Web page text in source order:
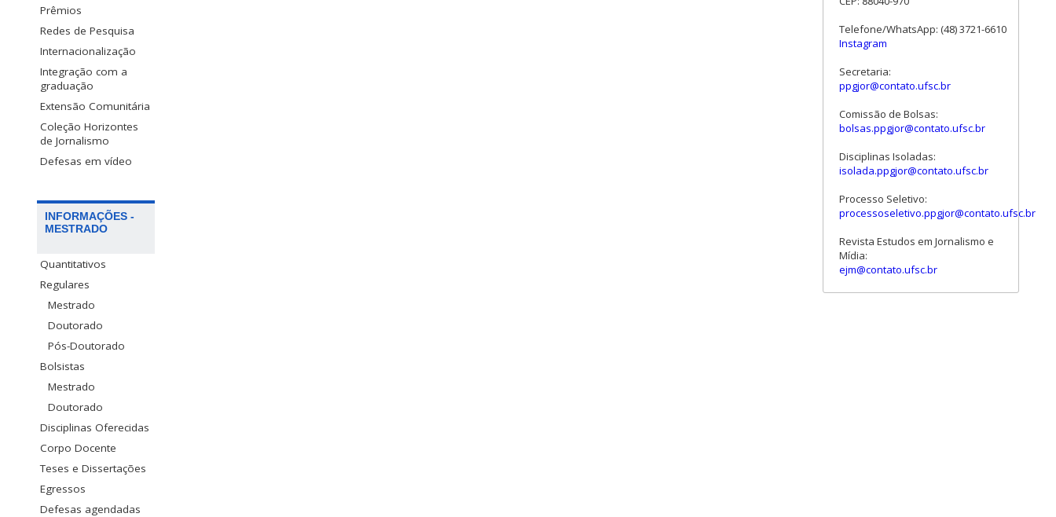
Prêmios
Redes de Pesquisa
Internacionalização
Integração com a
graduação
Extensão Comunitária
Coleção Horizontes
de Jornalismo
Defesas em vídeo
INFORMAÇÕES -
MESTRADO
Quantitativos
Regulares
Mestrado
Doutorado
Pós-Doutorado
Bolsistas
Mestrado
Doutorado
Disciplinas Oferecidas
Corpo Docente
Teses e Dissertações
Egressos
Defesas agendadas
Telefone/WhatsApp: (48) 3721-6610
Instagram
Secretaria:
ppgjor@contato.ufsc.br
Comissão de Bolsas:
bolsas.ppgjor@contato.ufsc.br
Disciplinas Isoladas:
isolada.ppgjor@contato.ufsc.br
Processo Seletivo:
processoseletivo.ppgjor@contato.ufsc.br
Revista Estudos em Jornalismo e
Mídia:
ejm@contato.ufsc.br